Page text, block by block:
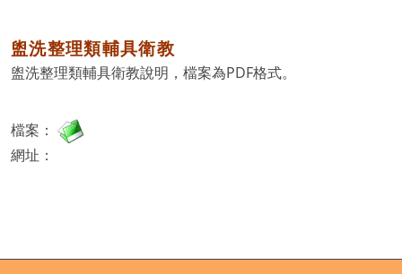
盥洗整理類輔具衛教
盥洗整理類輔具衛教說明，檔案為PDF格式。
檔案：
網址：